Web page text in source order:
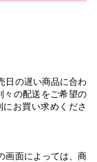
日の遅い商品に合わ
々の配送をご希望の
お買い求めくださ
画面によっては、商